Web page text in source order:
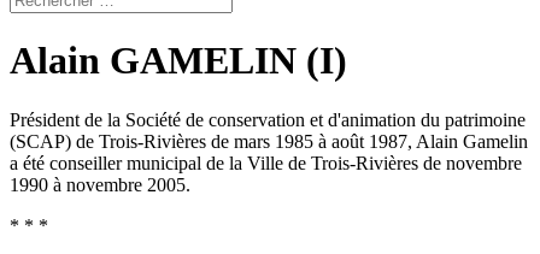
Alain GAMELIN (I)
Président de la Société de conservation et d'animation du patrimoine
(SCAP) de Trois-Rivières de mars 1985 à août 1987, Alain Gamelin
a été conseiller municipal de la Ville de Trois-Rivières de novembre
1990 à novembre 2005.
* * *